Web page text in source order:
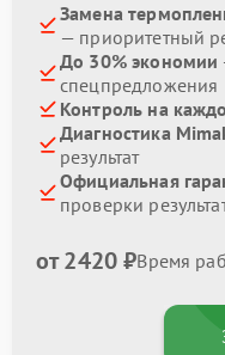
Замена
— приоритетный
До 30% экономии
спецпредложения
Контроль на
Диагностика
результат
Официальная
проверки
от 2420 ₽Время